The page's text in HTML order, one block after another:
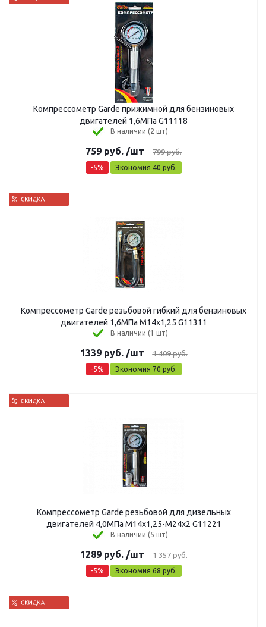
Компрессометр Garde прижимной для бензиновых
двигателей 1,6МПа G11118
В наличии (2 шт)
759 руб. /шт 799руб.
-5% Экономия 40 руб.
Компрессометр Garde резьбовой гибкий для бензиновых
двигателей 1,6МПа М14х1,25 G11311
В наличии (1 шт)
1339руб. /шт 1 409руб.
-5% Экономия 70 руб.
Компрессометр Garde резьбовой для дизельных
двигателей 4,0МПа М14х1,25-М24х2 G11221
В наличии (5 шт)
1289руб. /шт 1 357руб.
-5% Экономия 68 руб.